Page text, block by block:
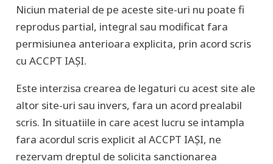
Niciun material de pe aceste site-uri nu poate fi
reprodus partial, integral sau modificat fara
permisiunea anterioara explicita, prin acord scris
cu ACCPT IAȘI.
Este interzisa crearea de legaturi cu acest site ale
altor site-uri sau invers, fara un acord prealabil
scris. In situatiile in care acest lucru se intampla
fara acordul scris explicit al ACCPT IAȘI, ne
rezervam dreptul de solicita sanctionarea